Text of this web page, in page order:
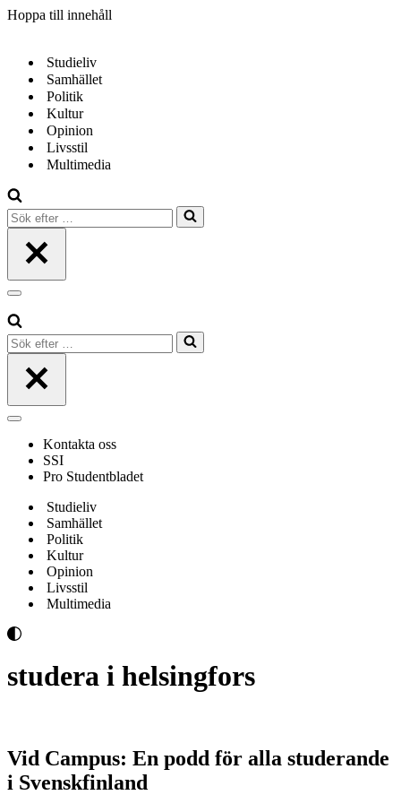
Hoppa till innehåll
Studieliv
Samhället
Politik
Kultur
Opinion
Livsstil
Multimedia
Sök
efter
Navigeringsmeny
Sök
efter
Navigeringsmeny
Kontakta oss
SSI
Pro Studentbladet
Studieliv
Samhället
Politik
Kultur
Opinion
Livsstil
Multimedia
studera i helsingfors
Vid Campus: En podd för alla studerande
i Svenskfinland